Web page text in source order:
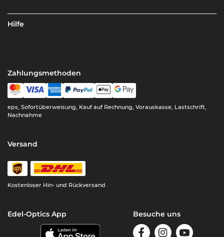
Hilfe
Zahlungsmethoden
eps, Sofortüberweisung, Kauf auf Rechnung, Vorauskasse, Lastschrift,
Nachnahme
Versand
Kostenloser Hin- und Rückversand
Edel-Optics App Besuche uns